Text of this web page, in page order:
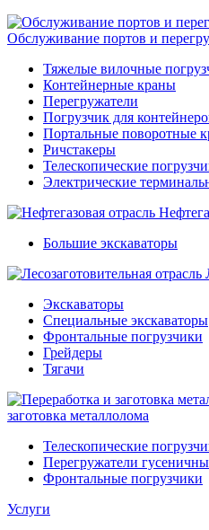
Обслуживание портов и
Тяжелые вилочные
Контейнерные краны
Перегружатели
Погрузчик для
Портальные поворотные
Ричстакеры
Телескопические
Электрические
Большие экскаваторы
Экскаваторы
Специальные экскаваторы
Фронтальные погрузчики
Грейдеры
Тягачи
заготовка металлолома
Телескопические
Перегружатели
Фронтальные погрузчики
Услуги